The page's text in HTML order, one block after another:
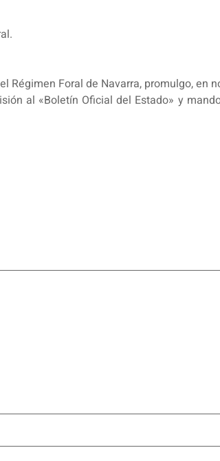
Régimen Foral de Navarra, promulgo, en
al «Boletín Oficial del Estado» y